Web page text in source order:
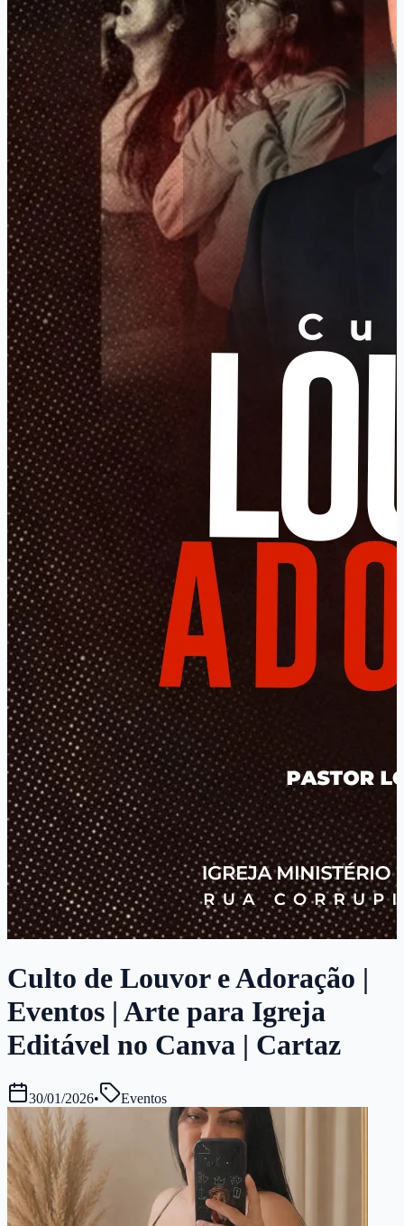
Culto de Louvor e Adoração |
Eventos | Arte para Igreja
Editável no Canva | Cartaz
30/01/2026• Eventos